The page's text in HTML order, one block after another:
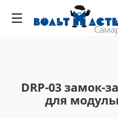
DRP-03 замок-
для